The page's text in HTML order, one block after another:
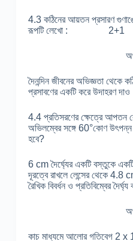
4.3 কঠিনের আয়তন প্রসারণ
রূপটি লেখো : 2+1
দৈনন্দিন জীবনের অভিজ্ঞতা থেকে
প্রসাবণের একটি করে
4.4 প্রতিসরণের ক্ষেত্রে আপতন
অভিলম্বের সঙ্গে 60°কোণ
হবে?
6 cm দৈর্ঘ্যের একটি বস্তুকে
দূরত্বে রাখলে লেন্সের থেকে 4.8
রৈখিক বিবর্ধন ও প্রতিবিম্বের
কাচ মাধ্যমে আলোর গতিবেগ 2